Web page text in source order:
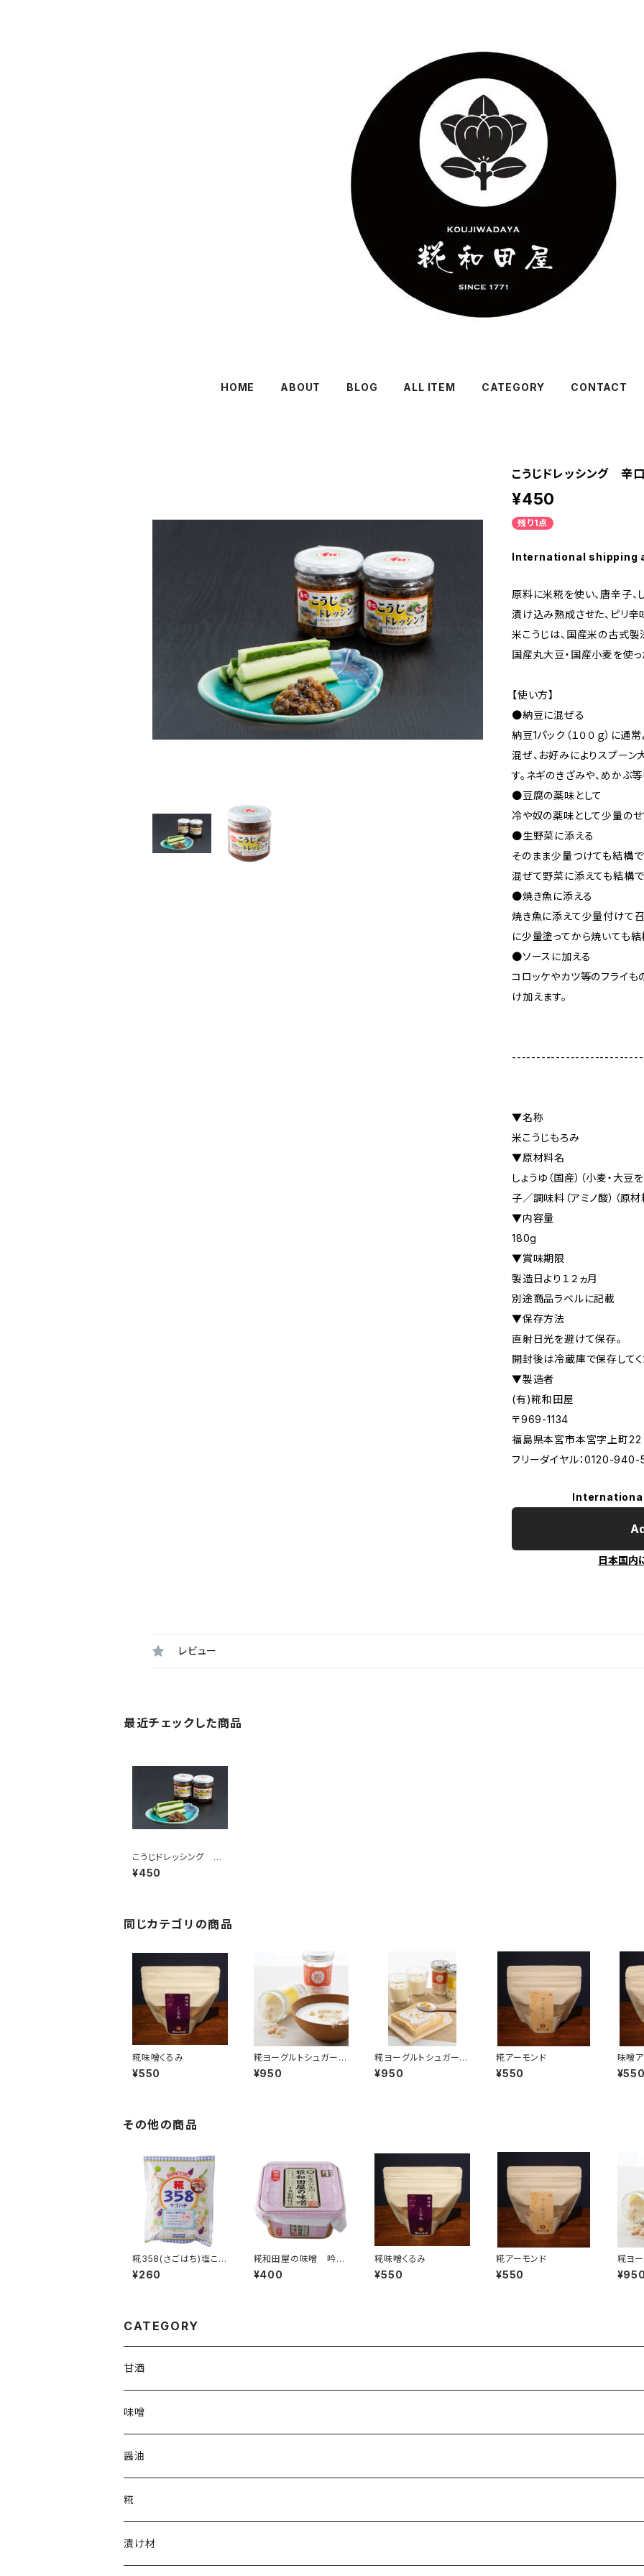
HOME ABOUT BLOG ALL ITEM CATEGORY CONTACT
こうじドレッシング 辛
¥450
残り1点
International shipping
原料に米糀を使い、唐辛子、
漬け込み熟成させた、ピリ
米こうじは、国産米の古式製
国産丸大豆・国産小麦を使
【使い方】
●納豆に混ぜる
納豆1パック（１００ｇ）に
混ぜ、お好みによりスプー
す。ネギのきざみや、めかぶ
●豆腐の薬味として
冷や奴の薬味として少量の
●生野菜に添える
そのまま少量つけても結構で
混ぜて野菜に添えても結構で
●焼き魚に添える
焼き魚に添えて少量付けて
に少量塗ってから焼いても結
●ソースに加える
コロッケやカツ等のフライ
け加えます。
▼名称
米こうじもろみ
▼原材料名
しょうゆ（国産）（小麦・大豆
子／調味料（アミノ酸）（原
▼内容量
180g
▼賞味期限
製造日より１２ヵ月
別途商品ラベルに記載
▼保存方法
直射日光を避けて保存。
開封後は冷蔵庫で保存してく
▼製造者
(有)糀和田屋
〒969-1134
福島県本宮市本宮字上町22
フリーダイヤル：0120-
日本国内
レビュー
最近チェックした商品
こうじドレッシング 辛
口
¥450
同じカテゴリの商品
糀味噌くるみ
¥550
糀ヨーグルトシュガーパ
インとアップル
¥950
糀ヨーグルトシュガーマ
ンゴーとアップル
¥950
糀アーモンド
¥550
味噌
その他の商品
糀358(さごはち)塩こう
じ風味
¥260
糀和田屋の味噌 吟醸
仕込み
¥400
糀味噌くるみ
¥550
糀アーモンド
¥550
糀ヨ
イン
CATEGORY
甘酒
味噌
醤油
糀
乾燥米こうじ
漬け材